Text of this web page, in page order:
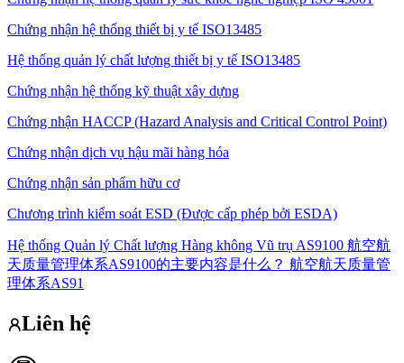
Chứng nhận hệ thống thiết bị y tế ISO13485
Hệ thống quản lý chất lượng thiết bị y tế ISO13485
Chứng nhận hệ thống kỹ thuật xây dựng
Chứng nhận HACCP (Hazard Analysis and Critical Control Point)
Chứng nhận dịch vụ hậu mãi hàng hóa
Chứng nhận sản phẩm hữu cơ
Chương trình kiểm soát ESD (Được cấp phép bởi ESDA)
Hệ thống Quản lý Chất lượng Hàng không Vũ trụ AS9100 航空航
天质量管理体系AS9100的主要内容是什么？ 航空航天质量管
理体系AS91
Liên hệ